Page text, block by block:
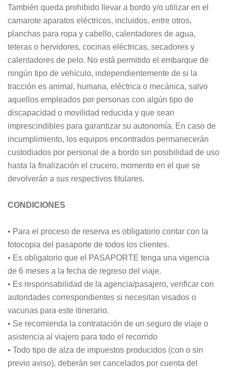
También queda prohibido llevar a bordo y/o utilizar en el
camarote aparatos eléctricos, incluidos, entre otros,
planchas para ropa y cabello, calentadores de agua,
teteras o hervidores, cocinas eléctricas, secadores y
calentadores de pelo. No está permitido el embarque de
ningún tipo de vehículo, independientemente de si la
tracción es animal, humana, eléctrica o mecánica, salvo
aquellos empleados por personas con algún tipo de
discapacidad o movilidad reducida y que sean
imprescindibles para garantizar su autonomía. En caso de
incumplimiento, los equipos encontrados permanecerán
custodiados por personal de a bordo sin posibilidad de uso
hasta la finalización el crucero, momento en el que se
devolverán a sus respectivos titulares.
CONDICIONES
• Para el proceso de reserva es obligatorio contar con la
fotocopia del pasaporte de todos los clientes.
• Es obligatorio que el PASAPORTE tenga una vigencia
de 6 meses a la fecha de regreso del viaje.
• Es responsabilidad de la agencia/pasajero, verificar con
autoridades correspondientes si necesitan visados o
vacunas para este itinerario.
• Se recomienda la contratación de un seguro de viaje o
asistencia al viajero para todo el recorrido
• Todo tipo de alza de impuestos producidos (con o sin
previo aviso), deberán ser cancelados por cuenta del